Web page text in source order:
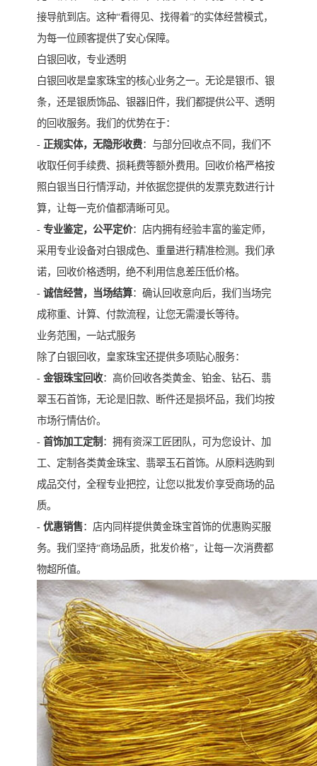
接导航到店。这种“看得见、找得着”的实体经营模式，
为每一位顾客提供了安心保障。
白银回收，专业透明
白银回收是皇家珠宝的核心业务之一。无论是银币、银
条，还是银质饰品、银器旧件，我们都提供公平、透明
的回收服务。我们的优势在于：
- 正规实体，无隐形收费：与部分回收点不同，我们不
收取任何手续费、损耗费等额外费用。回收价格严格按
照白银当日行情浮动，并依据您提供的发票克数进行计
算，让每一克价值都清晰可见。
- 专业鉴定，公平定价：店内拥有经验丰富的鉴定师，
采用专业设备对白银成色、重量进行精准检测。我们承
诺，回收价格透明，绝不利用信息差压低价格。
- 诚信经营，当场结算：确认回收意向后，我们当场完
成称重、计算、付款流程，让您无需漫长等待。
业务范围，一站式服务
除了白银回收，皇家珠宝还提供多项贴心服务：
- 金银珠宝回收：高价回收各类黄金、铂金、钻石、翡
翠玉石首饰，无论是旧款、断件还是损坏品，我们均按
市场行情估价。
- 首饰加工定制 ：拥有资深工匠团队，可为您设计、加
工、定制各类黄金珠宝、翡翠玉石首饰。从原料选购到
成品交付，全程专业把控，让您以批发价享受商场的品
质。
- 优惠销售：店内同样提供黄金珠宝首饰的优惠购买服
务。我们坚持“商场品质，批发价格”，让每一次消费都
物超所值。